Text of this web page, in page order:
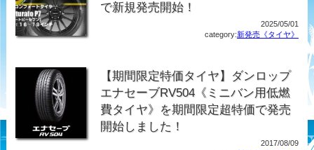
で新規発売開始！
2025/05/01
category:新発売《タイヤ》
【期間限定特価タイヤ】ダンロップ
エナセーブRV504《ミニバン用低燃
費タイヤ》を期間限定超特価で発売
開始しました！
2017/08/09